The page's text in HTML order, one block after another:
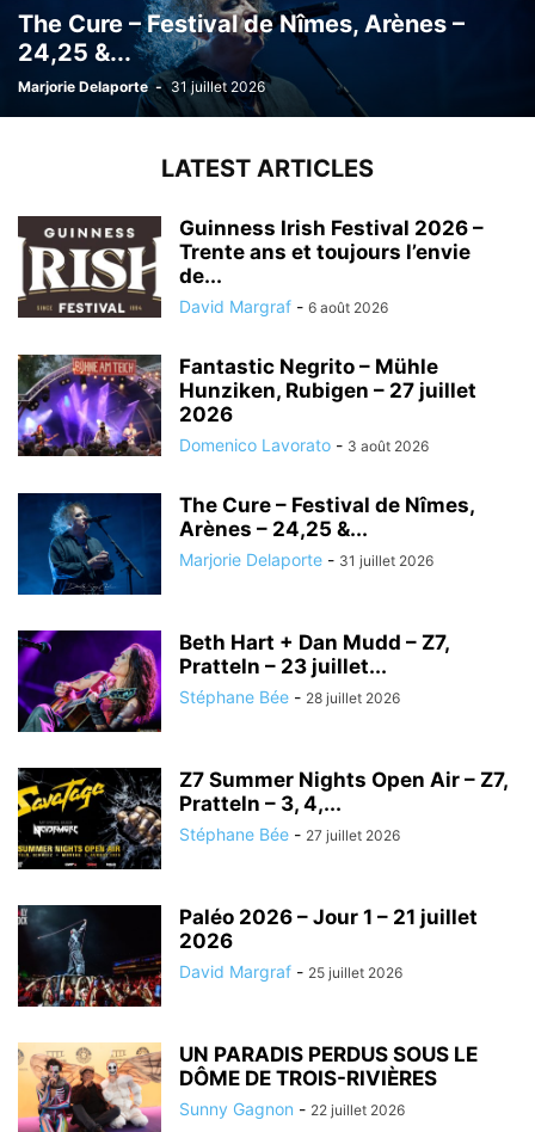
The Cure – Festival de Nîmes, Arènes –
24,25 &...
Marjorie Delaporte - 31 juillet 2026
LATEST ARTICLES
Guinness Irish Festival 2026 –
Trente ans et toujours l’envie
de...
David Margraf - 6 août 2026
Fantastic Negrito – Mühle
Hunziken, Rubigen – 27 juillet
2026
Domenico Lavorato - 3 août 2026
The Cure – Festival de Nîmes,
Arènes – 24,25 &...
Marjorie Delaporte - 31 juillet 2026
Beth Hart + Dan Mudd – Z7,
Pratteln – 23 juillet...
Stéphane Bée - 28 juillet 2026
Z7 Summer Nights Open Air – Z7,
Pratteln – 3, 4,...
Stéphane Bée - 27 juillet 2026
Paléo 2026 – Jour 1 – 21 juillet
2026
David Margraf - 25 juillet 2026
UN PARADIS PERDUS SOUS LE
DÔME DE TROIS-RIVIÈRES
Sunny Gagnon - 22 juillet 2026